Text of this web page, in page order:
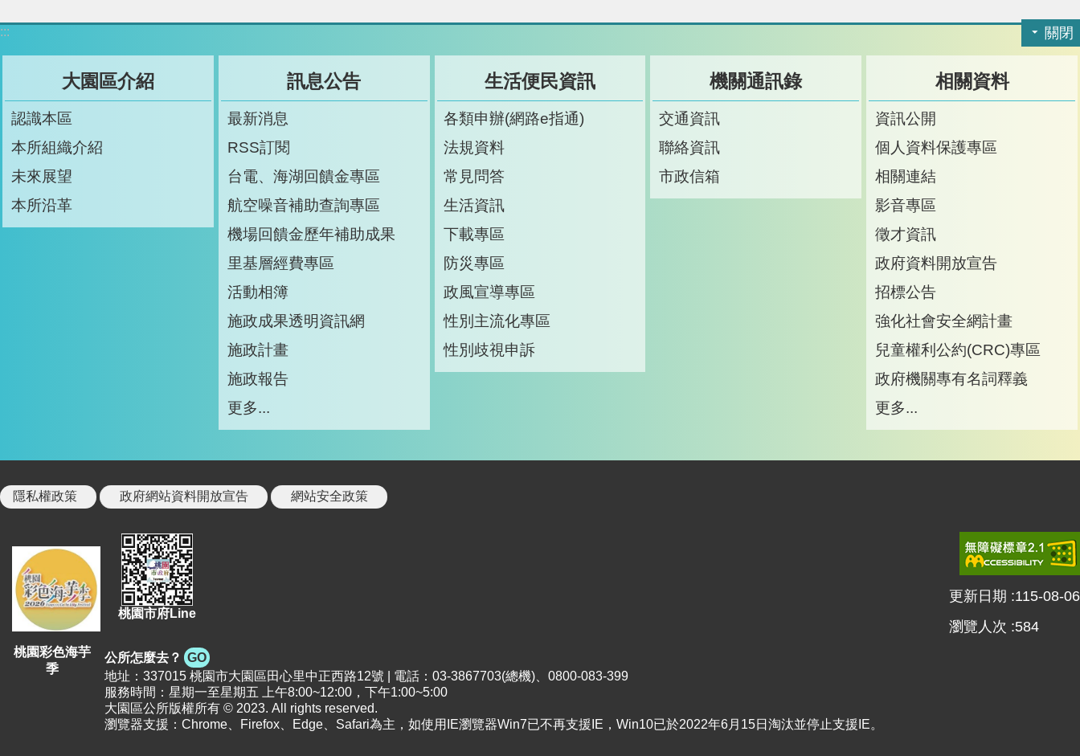
關閉
:::
大園區介紹
認識本區
本所組織介紹
未來展望
本所沿革
訊息公告
最新消息
RSS訂閱
台電、海湖回饋金專區
航空噪音補助查詢專區
機場回饋金歷年補助成果
里基層經費專區
活動相簿
施政成果透明資訊網
施政計畫
施政報告
更多...
生活便民資訊
各類申辦(網路e指通)
法規資料
常見問答
生活資訊
下載專區
防災專區
政風宣導專區
性別主流化專區
性別歧視申訴
機關通訊錄
交通資訊
聯絡資訊
市政信箱
相關資料
資訊公開
個人資料保護專區
相關連結
影音專區
徵才資訊
政府資料開放宣告
招標公告
強化社會安全網計畫
兒童權利公約(CRC)專區
政府機關專有名詞釋義
更多...
隱私權政策 政府網站資料開放宣告 網站安全政策
桃園彩色海芋
季
桃園市府Line
公所怎麼去？ GO
地址：337015 桃園市大園區田心里中正西路12號 | 電話：03-3867703(總機)、0800-083-399
服務時間：星期一至星期五 上午8:00~12:00，下午1:00~5:00
大園區公所版權所有 © 2023. All rights reserved.
瀏覽器支援：Chrome、Firefox、Edge、Safari為主，如使用IE瀏覽器Win7已不再支援IE，Win10已於2022年6月15日淘汰並停止支援IE。
更新日期 115-08-06
瀏覽人次
584